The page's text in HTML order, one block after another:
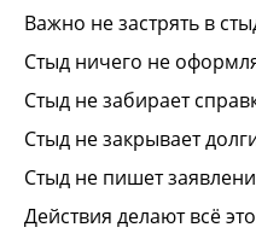
Важно не застрять в
Стыд ничего не
Стыд не забирает
Стыд не закрывает
Стыд не пишет
Действия делают всё